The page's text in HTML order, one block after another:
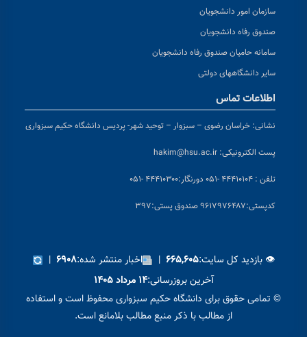
سازمان امور دانشجویان
صندوق رفاه دانشجویان
سامانه حامیان صندوق رفاه دانشجویان
سایر دانشگاههای دولتی
اطلاعات تماس
نشانی: خراسان رضوی – سبزوار – توحید شهر- پردیس دانشگاه حکیم سبزواری
پست الکترونیکی: hakim@hsu.ac.ir
تلفن : ۴۴۴۱۰۱۰۴ -۰۵۱ دورنگار:۴۴۴۱۰۳۰۰ -۰۵۱
کدپستی:۹۶۱۷۹۷۶۴۸۷ صندوق پستی:۳۹۷
👁 بازدید کل سایت:۶۶۵,۶۰۵ | اخبار منتشر شده:۶۹۰۸ |
آخرین بروزرسانی:۱۴ مرداد ۱۴۰۵
© تمامی حقوق برای دانشگاه حکیم سبزواری محفوظ است و استفاده
از مطالب با ذکر منبع مطالب بلامانع است.